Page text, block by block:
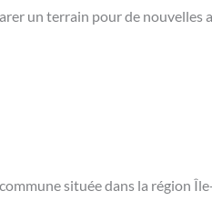
un terrain pour de nouvelles
située dans la région